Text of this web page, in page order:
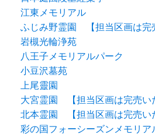
江東メモリアル
ふじみ野霊園 【担当区画は完
岩槻光輪浄苑
八王子メモリアルパーク
小豆沢墓苑
上尾靈園
大宮霊園 【担当区画は完売い
北本霊園 【担当区画は完売い
彩の国フォーシーズンメモリ